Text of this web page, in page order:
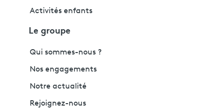
Activités enfants
Le groupe
Qui sommes-nous ?
Nos engagements
Notre actualité
Rejoignez-nous